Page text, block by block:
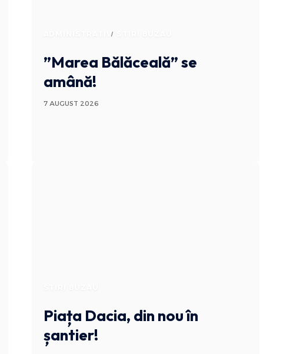
ADMINISTRATIV
”Marea Bălăceală” se
amână!
7 AUGUST 2026
Piața Dacia, din nou în
șantier!